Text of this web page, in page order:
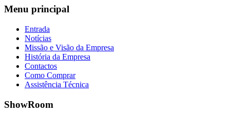
Menu principal
Entrada
Notícias
Missão e Visão da Empresa
História da Empresa
Contactos
Como Comprar
Assistência Técnica
ShowRoom